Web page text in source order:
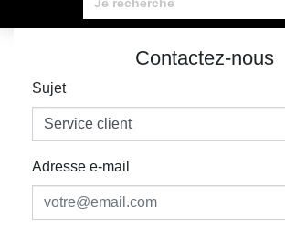
Contactez-nous
Sujet
Adresse e-mail